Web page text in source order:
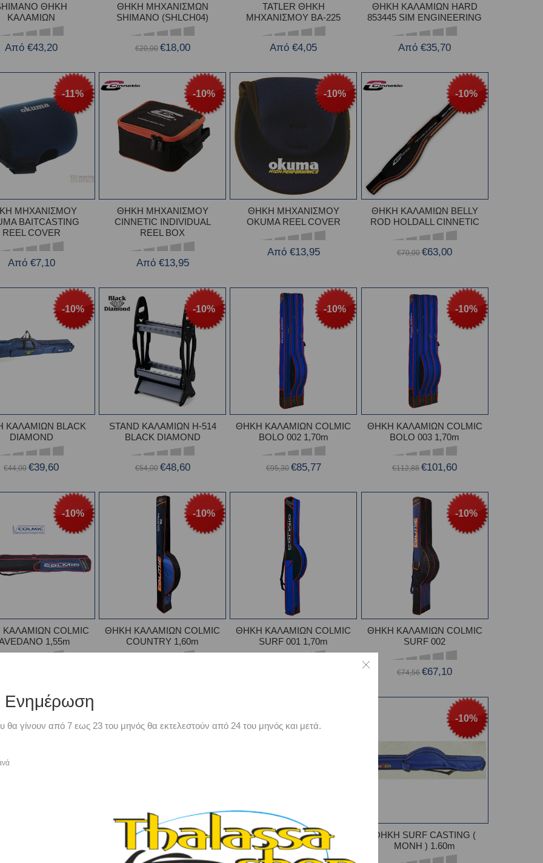
ΘΗΚΗ
ΚΑΛΑΜΙΩΝ
Από €43,20
ΘΗΚΗ ΜΗΧΑΝΙΣΜΩΝ
SHIMANO (SHLCH04)
€20,00 €18,00
TATLER ΘΗΚΗ
ΜΗΧΑΝΙΣΜΟΥ BA-225
Από €4,05
ΘΗΚΗ ΚΑΛΑΜΙΩΝ HARD
853445 SIM ENGINEERING
Από €35,70
-11%
ΜΗΧΑΝΙΣΜΟΥ
BAITCASTING
REEL COVER
Από €7,10
-10%
ΘΗΚΗ ΜΗΧΑΝΙΣΜΟΥ
CINNETIC INDIVIDUAL
REEL BOX
Από €13,95
-10%
ΘΗΚΗ ΜΗΧΑΝΙΣΜΟΥ
OKUMA REEL COVER
Από €13,95
-10%
ΘΗΚΗ ΚΑΛΑΜΙΩΝ BELLY
ROD HOLDALL CINNETIC
€70,00 €63,00
-10%
ΚΑΛΑΜΙΩΝ BLACK
DIAMOND
€44,00 €39,60
-10%
STAND ΚΑΛΑΜΙΩΝ H-514
BLACK DIAMOND
€54,00 €48,60
-10%
ΘΗΚΗ ΚΑΛΑΜΙΩΝ COLMIC
BOLO 002 1,70m
€95,30 €85,77
-10%
ΘΗΚΗ ΚΑΛΑΜΙΩΝ COLMIC
BOLO 003 1,70m
€112,88 €101,60
-10%
COLMIC
1,55m
-10%
ΘΗΚΗ ΚΑΛΑΜΙΩΝ COLMIC
COUNTRY 1,60m
ΘΗΚΗ ΚΑΛΑΜΙΩΝ COLMIC
SURF 001 1,70m
-10%
ΘΗΚΗ ΚΑΛΑΜΙΩΝ COLMIC
SURF 002
€74,56 €67,10
ΘΗΚΗ BOLOGNESE 3
ΦΕΡΜΟΥΑΡ 1,50m
Θήκη Inglese-Bolognese μονή
1,60m. Winner
-10%
ΘΗΚΗ SURF CASTING (
MONH ) 1.60m
Ενημέρωση
θα γίνουν από 7 εως 23 του μηνός θα εκτελεστούν από 24 του μηνός και μετά.